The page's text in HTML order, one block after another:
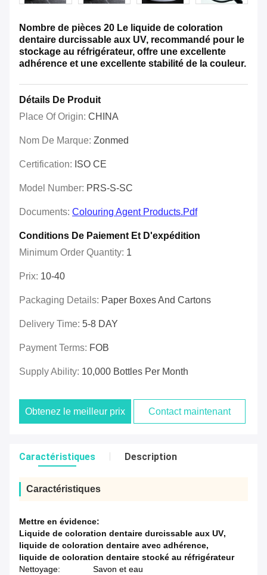
Nombre de pièces 20 Le liquide de coloration
dentaire durcissable aux UV, recommandé pour le
stockage au réfrigérateur, offre une excellente
adhérence et une excellente stabilité de la couleur.
Détails De Produit
Place Of Origin: CHINA
Nom De Marque: Zonmed
Certification: ISO CE
Model Number: PRS-S-SC
Documents: Colouring Agent Products.pdf
Conditions De Paiement Et D'expédition
Minimum Order Quantity: 1
Prix: 10-40
Packaging Details: Paper Boxes And Cartons
Delivery Time: 5-8 DAY
Payment Terms: FOB
Supply Ability: 10,000 Bottles Per Month
Obtenez le meilleur prix Contact maintenant
Caractéristiques Description
Caractéristiques
Mettre en évidence:
Liquide de coloration dentaire durcissable aux UV,
liquide de coloration dentaire avec adhérence,
liquide de coloration dentaire stocké au réfrigérateur
Nettoyage:
Savon et eau